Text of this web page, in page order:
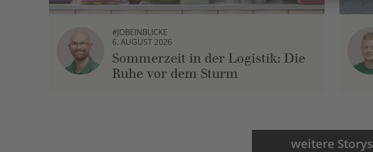
#JOBEINBLICKE
6. AUGUST 2026
Sommerzeit in der Logistik: Die
Ruhe vor dem Sturm
weitere Storys